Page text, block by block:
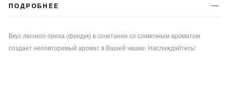
ПОДРОБНЕЕ
Вкус лесного ореха (фундук) в сочетании со сливочным ароматом
создает неповторимый аромат в Вашей чашке. Наслаждайтесь!